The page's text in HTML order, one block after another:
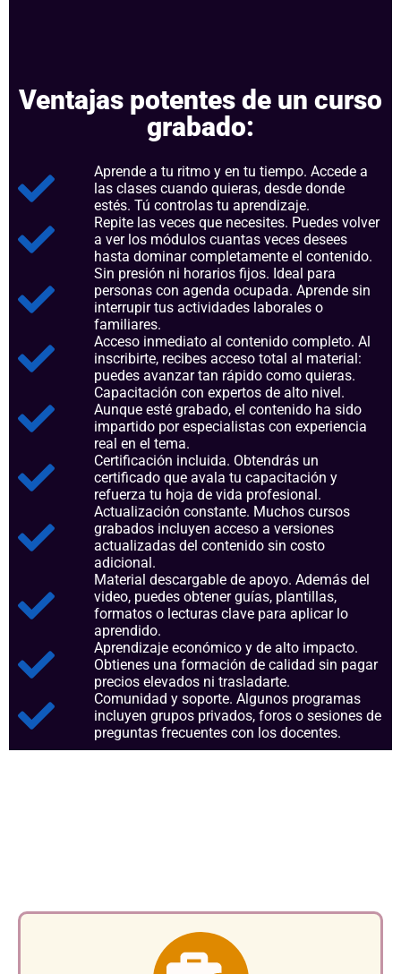
Ventajas potentes de un curso
grabado:
Aprende a tu ritmo y en tu tiempo. Accede a
las clases cuando quieras, desde donde
estés. Tú controlas tu aprendizaje.
Repite las veces que necesites. Puedes volver
a ver los módulos cuantas veces desees
hasta dominar completamente el contenido.
Sin presión ni horarios fijos. Ideal para
personas con agenda ocupada. Aprende sin
interrupir tus actividades laborales o
familiares.
Acceso inmediato al contenido completo. Al
inscribirte, recibes acceso total al material:
puedes avanzar tan rápido como quieras.
Capacitación con expertos de alto nivel.
Aunque esté grabado, el contenido ha sido
impartido por especialistas con experiencia
real en el tema.
Certificación incluida. Obtendrás un
certificado que avala tu capacitación y
refuerza tu hoja de vida profesional.
Actualización constante. Muchos cursos
grabados incluyen acceso a versiones
actualizadas del contenido sin costo
adicional.
Material descargable de apoyo. Además del
video, puedes obtener guías, plantillas,
formatos o lecturas clave para aplicar lo
aprendido.
Aprendizaje económico y de alto impacto.
Obtienes una formación de calidad sin pagar
precios elevados ni trasladarte.
Comunidad y soporte. Algunos programas
incluyen grupos privados, foros o sesiones de
preguntas frecuentes con los docentes.